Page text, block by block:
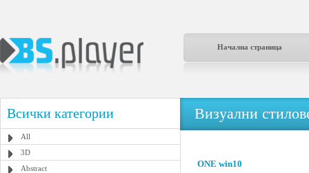
Начална страница
Всички категории
All
3D
Abstract
Визуални
ONE win10